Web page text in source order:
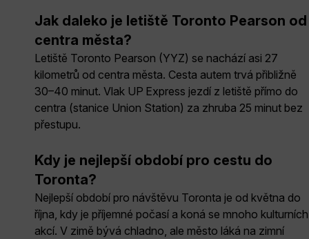
Jak daleko je letiště Toronto Pearson od
centra města?
Letiště Toronto Pearson (YYZ) se nachází asi 27
kilometrů od centra města. Cesta autem trvá přibližně
30–40 minut. Vlak UP Express jezdí z letiště přímo do
centra (stanice Union Station) za zhruba 25 minut bez
přestupu.
Kdy je nejlepší období pro cestu do
Toronta?
Nejlepší období pro návštěvu Toronta je od května do
října, kdy je příjemné počasí a koná se mnoho kulturních
akcí. V zimě bývá chladno, ale město láká na zimní